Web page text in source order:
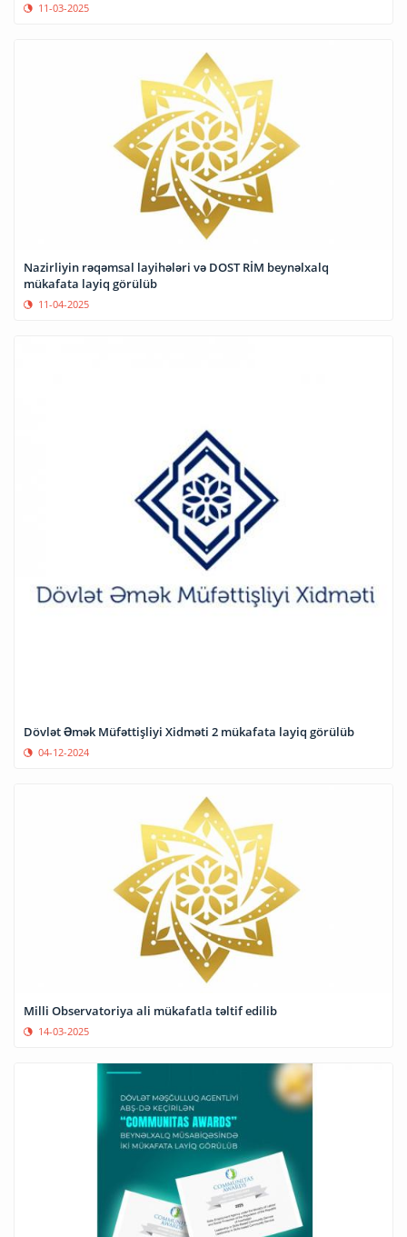
11-03-2025
Nazirliyin rəqəmsal layihələri və DOST RİM beynəlxalq
mükafata layiq görülüb
11-04-2025
Dövlət Əmək Müfəttişliyi Xidməti 2 mükafata layiq görülüb
04-12-2024
Milli Observatoriya ali mükafatla təltif edilib
14-03-2025